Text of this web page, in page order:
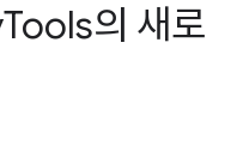
Tools의 새로